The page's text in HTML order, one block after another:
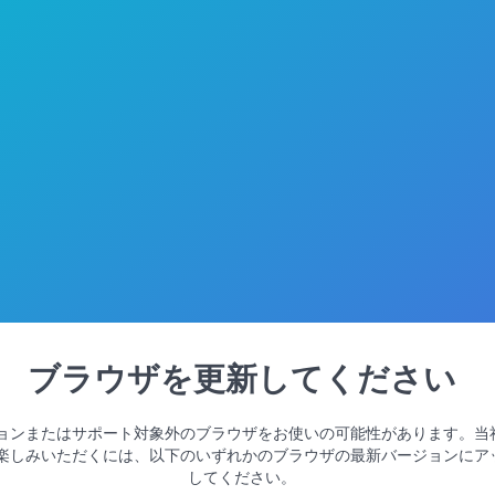
ブラウザを更新してください
ンまたはサポート対象外のブラウザをお使いの可能性があります。当
しみいただくには、以下のいずれかのブラウザの最新バージョンにア
してください。